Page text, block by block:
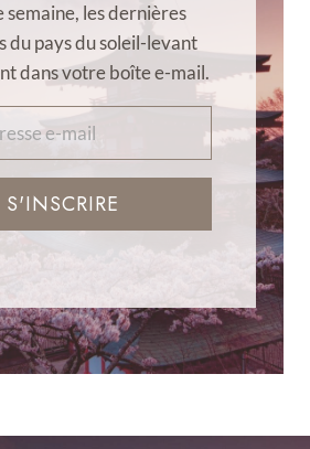
semaine, les dernières
du pays du soleil-levant
dans votre boîte e-mail.
S'INSCRIRE